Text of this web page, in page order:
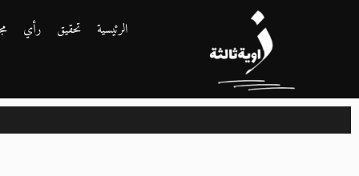
الرئيسية تحقيق رأي